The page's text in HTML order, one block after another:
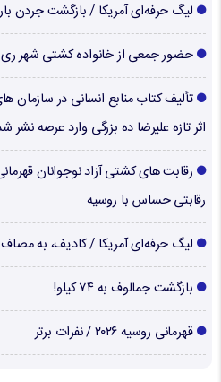
لیگ حرفه‌ای آمریکا / بازگشت جردن
حضور جمعی از خانواده کشتی شهر ری
تألیف کتاب منابع انسانی در
اثر تازه علیرضا ده بزرگی وارد عرصه نشر
رقابت های کشتی آزاد نوجوانان
رقابتی حساس با روسیه
لیگ حرفه‌ای آمریکا / کادیف، به
بازگشت جمالوف به ۷۴ کیلو!
قهرمانی روسیه ۲۰۲۶ / نفرات برتر